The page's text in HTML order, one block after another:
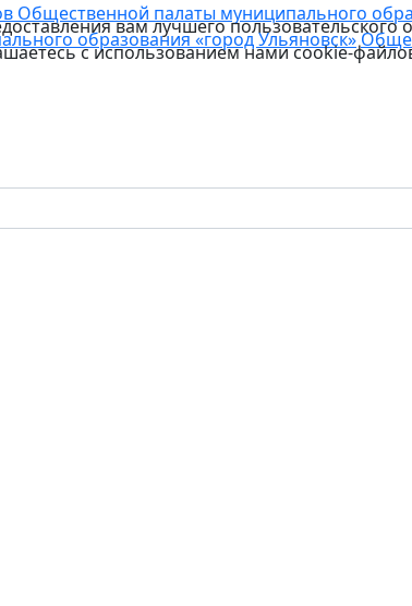
Общественной палаты муниципального
образования «город Ульяновск»
вам лучшего
с использованием нами cookie-